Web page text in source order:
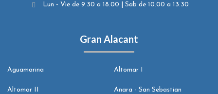
Lun - Vie de 9.30 a 18.00 | Sab de 10.00 a 13.30
Gran Alacant
Aguamarina Altomar I
Altomar II Anara - San Sebastian